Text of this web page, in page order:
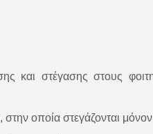
και στέγασης στους
οποία στεγάζονται μόνον